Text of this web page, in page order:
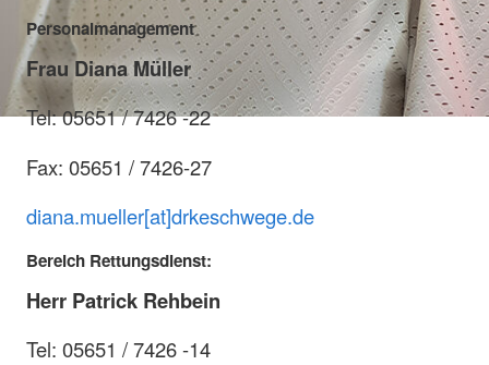
Personalmanagement
Frau Diana Müller
Tel: 05651 / 7426 -22
Fax: 05651 / 7426-27
diana.mueller[at]drkeschwege.de
Bereich Rettungsdienst:
Herr Patrick Rehbein
Tel: 05651 / 7426 -14